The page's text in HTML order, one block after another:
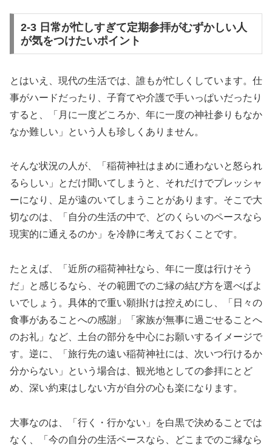
2-3 日常が忙しすぎて定期参拝がむずかしい人
が気をつけたいポイント
とはいえ、現代の生活では、誰もが忙しくしています。仕
事がハードだったり、子育てや介護で手いっぱいだったり
すると、「月に一度どころか、年に一度の神社参りもなか
なか難しい」という人も珍しくありません。
そんな状況の人が、「稲荷神社はまめに通わないと怒られ
るらしい」とだけ聞いてしまうと、それだけでプレッシャ
ーになり、足が遠のいてしまうことがあります。そこで大
切なのは、「自分の生活の中で、どのくらいのペースなら
現実的に通えるのか」を冷静に考えておくことです。
たとえば、「近所の稲荷神社なら、年に一度は行けそう
だ」と感じるなら、その範囲でのご縁の結び方を選べばよ
いでしょう。具体的で重い願掛けは控えめにし、「日々の
食事があることへの感謝」「家族が無事に過ごせることへ
のお礼」など、土台の部分を中心にお願いするイメージで
す。逆に、「旅行先の遠い稲荷神社には、次いつ行けるか
分からない」という場合は、観光地としての参拝にとど
め、深い約束はしない方が自分の心も楽になります。
大事なのは、「行く・行かない」を白黒で決めることでは
なく、「今の自分の生活ペースなら、どこまでのご縁なら